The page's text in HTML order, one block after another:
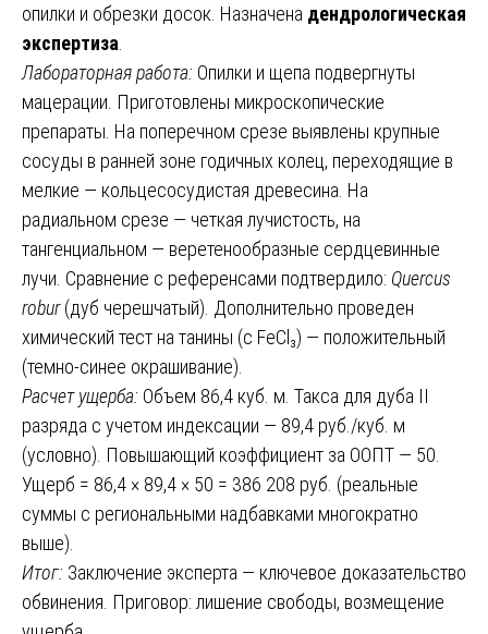
опилки и обрезки досок. Назначена дендрологическая
экспертиза
Лабораторная работа: Опилки и щепа подвергнуты
мацерации. Приготовлены микроскопические
препараты. На поперечном срезе выявлены крупные
сосуды в ранней зоне годичных колец, переходящие в
мелкие — кольцесосудистая древесина. На
радиальном срезе — четкая лучистость, на
тангенциальном — веретенообразные сердцевинные
лучи. Сравнение с референсами подтвердило: Quercus
robur(дуб черешчатый). Дополнительно проведен
химический тест на танины (с FeCl₃) — положительный
(темно-синее окрашивание).
Расчет ущерба: Объем 86,4 куб. м. Такса для дуба II
разряда с учетом индексации — 89,4 руб./куб. м
(условно). Повышающий коэффициент за ООПТ — 50.
Ущерб = 86,4 × 89,4 × 50 = 386 208 руб. (реальные
суммы с региональными надбавками многократно
выше).
Итог: Заключение эксперта — ключевое доказательство
обвинения. Приговор: лишение свободы, возмещение